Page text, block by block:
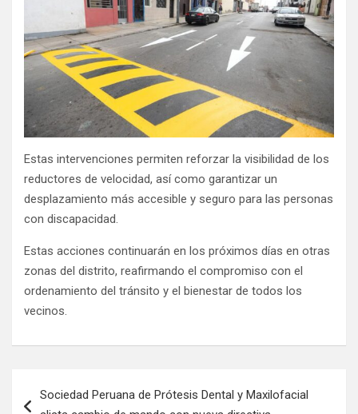
Estas intervenciones permiten reforzar la visibilidad de los
reductores de velocidad, así como garantizar un
desplazamiento más accesible y seguro para las personas
con discapacidad.
Estas acciones continuarán en los próximos días en otras
zonas del distrito, reafirmando el compromiso con el
ordenamiento del tránsito y el bienestar de todos los
vecinos.
Sociedad Peruana de Prótesis Dental y Maxilofacial